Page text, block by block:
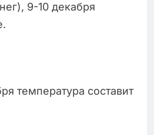
9-10 декабря
температура составит